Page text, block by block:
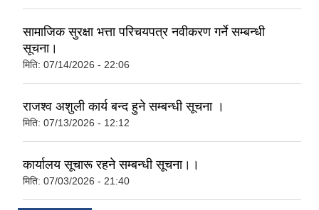
सामाजिक सुरक्षा भत्ता परिचयपत्र नवीकरण गर्ने सम्बन्धी
सूचना।
मिति: 07/14/2026 - 22:06
राजश्व अशुली कार्य बन्द हुने सम्बन्धी सूचना ।
मिति: 07/13/2026 - 12:12
कार्यालय सूचारू रहने सम्बन्धी सूचना।।
मिति: 07/03/2026 - 21:40